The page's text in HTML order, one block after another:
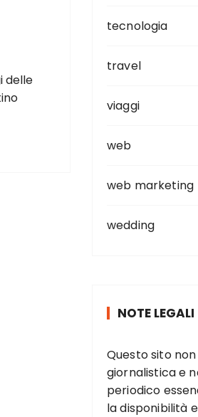
delle
tecnologia
travel
viaggi
web
web marketing
wedding
NOTE LEGALI
Questo sito
giornalistica e
periodico
la disponibilità